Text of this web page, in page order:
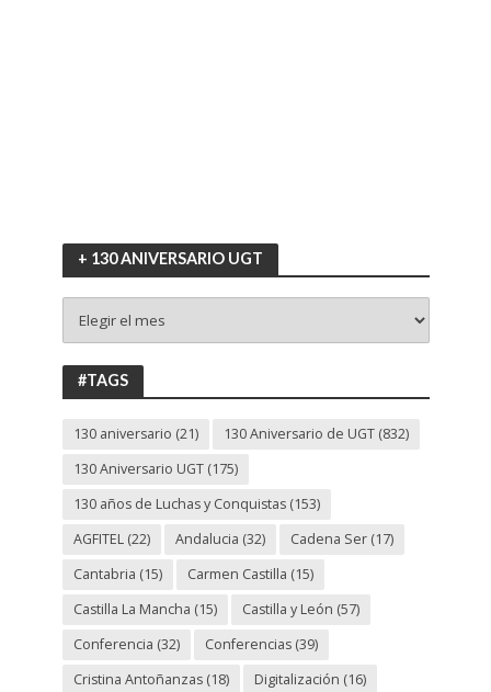
+ 130 ANIVERSARIO UGT
130
ANIVERSARIO
UGT
#TAGS
130 aniversario (21) 130 Aniversario de UGT(832)
130 Aniversario UGT(175)
130 años de Luchas y Conquistas(153)
AGFITEL(22) Andalucia (32) Cadena Ser(17)
Cantabria (15) Carmen Castilla (15)
Castilla La Mancha (15) Castilla y León (57)
Conferencia (32) Conferencias(39)
Cristina Antoñanzas(18) Digitalización (16)